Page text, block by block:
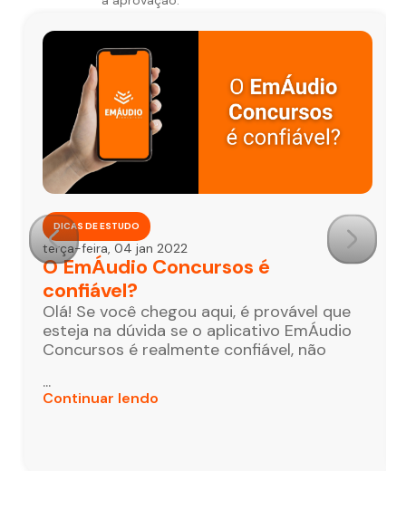
DICAS DE ESTUDO
terça-feira, 04 jan 2022
O EmÁudio Concursos é
confiável?
Olá! Se você chegou aqui, é provável que
esteja na dúvida se o aplicativo EmÁudio
Concursos é realmente confiável, não
...
Continuar lendo